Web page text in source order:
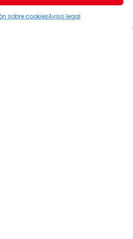
sobre cookiesAviso legal